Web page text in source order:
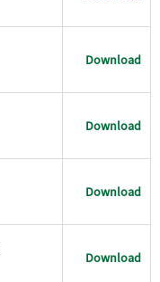
Download
Download
Download
Download